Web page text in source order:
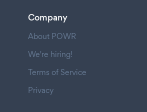
Company
About POWR
We're hiring!
Terms of Service
Privacy